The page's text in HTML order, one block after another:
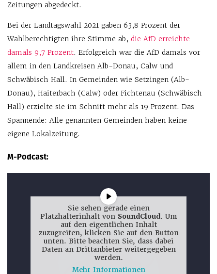
Zeitungen abgedeckt.
Bei der Landtagswahl 2021 gaben 63,8 Prozent der
Wahlberechtigten ihre Stimme ab, die AfD erreichte
damals 9,7 Prozent. Erfolgreich war die AfD damals vor
allem in den Landkreisen Alb-Donau, Calw und
Schwäbisch Hall. In Gemeinden wie Setzingen (Alb-
Donau), Haiterbach (Calw) oder Fichtenau (Schwäbisch
Hall) erzielte sie im Schnitt mehr als 19 Prozent. Das
Spannende: Alle genannten Gemeinden haben keine
eigene Lokalzeitung.
M-Podcast:
Sie sehen gerade einen
Platzhalterinhalt von SoundCloud. Um
auf den eigentlichen Inhalt
zuzugreifen, klicken Sie auf den Button
unten. Bitte beachten Sie, dass dabei
Daten an Drittanbieter weitergegeben
werden.
Mehr Informationen